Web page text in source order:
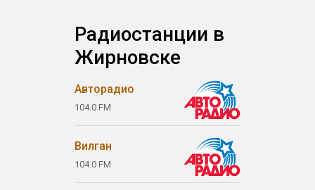
Радиостанции в
Жирновске
Авторадио
104.0 FM
Вилган
104.0 FM